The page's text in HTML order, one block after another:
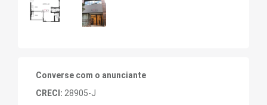
Converse com o anunciante
CRECI: 28905-J